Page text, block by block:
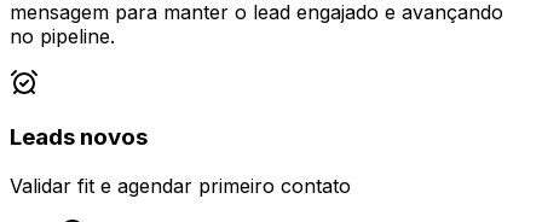
mensagem para manter o lead engajado e avançando
no pipeline.
Leads novos
Validar fit e agendar primeiro contato